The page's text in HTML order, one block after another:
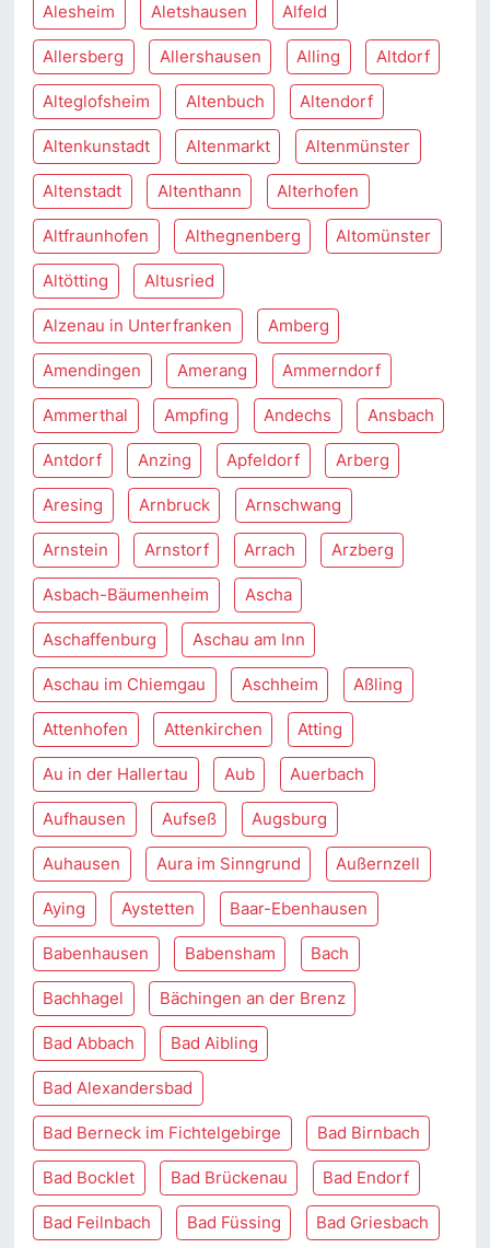
Alesheim Aletshausen Alfeld
Allersberg Allershausen Alling Altdorf
Alteglofsheim Altenbuch Altendorf
Altenkunstadt Altenmarkt Altenmünster
Altenstadt Altenthann Alterhofen
Altfraunhofen Althegnenberg Altomünster
Altötting Altusried
Alzenau in Unterfranken Amberg
Amendingen Amerang Ammerndorf
Ammerthal Ampfing Andechs Ansbach
Antdorf Anzing Apfeldorf Arberg
Aresing Arnbruck Arnschwang
Arnstein Arnstorf Arrach Arzberg
Asbach-Bäumenheim Ascha
Aschaffenburg Aschau am Inn
Aschau im Chiemgau Aschheim Aßling
Attenhofen Attenkirchen Atting
Au in der Hallertau Aub Auerbach
Aufhausen Aufseß Augsburg
Auhausen Aura im Sinngrund Außernzell
Aying Aystetten Baar-Ebenhausen
Babenhausen Babensham Bach
Bachhagel Bächingen an der Brenz
Bad Abbach Bad Aibling
Bad Alexandersbad
Bad Berneck im Fichtelgebirge Bad Birnbach
Bad Bocklet Bad Brückenau Bad Endorf
Bad Feilnbach Bad Füssing Bad Griesbach